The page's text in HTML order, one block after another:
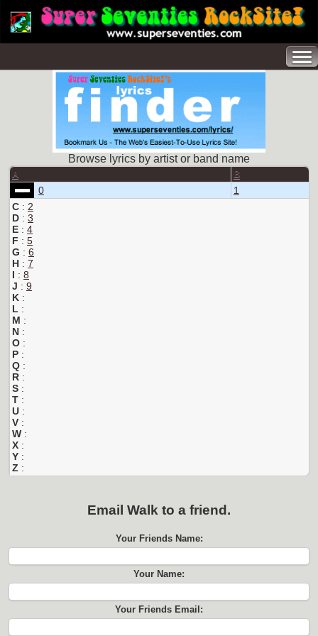
Browse lyrics by artist or band name
A B
0
1
C : 2
D : 3
E : 4
F : 5
G : 6
H : 7
I : 8
J : 9
K :
L :
M :
N :
O :
P :
Q :
R :
S :
T :
U :
V :
W :
X :
Y :
Z :
Email Walk to a friend.
Your Friends Name:
Your Name:
Your Friends Email: